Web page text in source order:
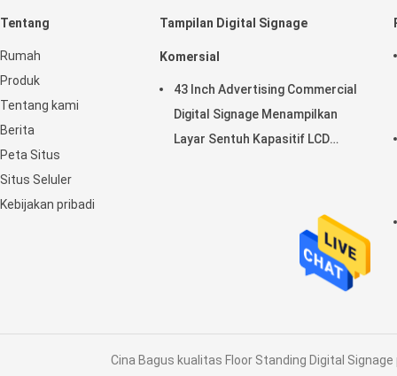
Tentang
Rumah
Produk
Tentang kami
Berita
Peta Situs
Situs Seluler
Kebijakan pribadi
Tampilan Digital Signage
Komersial
43 Inch Advertising Commercial
Digital Signage Menampilkan
Layar Sentuh Kapasitif LCD
Cina Bagus kualitas Floor Standing Digital